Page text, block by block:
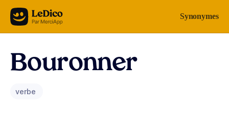
Aller au contenu Synonymes
Bouronner
verbe